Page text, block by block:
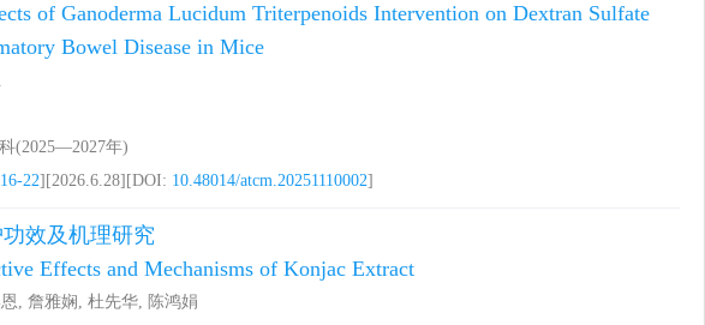
of Ganoderma Lucidum Triterpenoids Intervention on Dextran Sulfate
Bowel Disease in Mice
(2025—2027年)
22][2026.6.28][DOI: 10.48014/atcm.20251110002]
效及机理研究
Effects and Mechanisms of Konjac Extract
, 詹雅娴, 杜先华, 陈鸿娟